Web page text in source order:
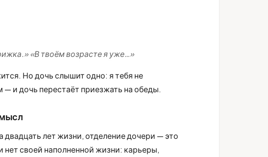
«В твоём возрасте я уже…»
Но дочь слышит одно: я тебя не
и дочь перестаёт приезжать на обеды.
лет жизни, отделение дочери — это
нет своей наполненной жизни: карьеры,